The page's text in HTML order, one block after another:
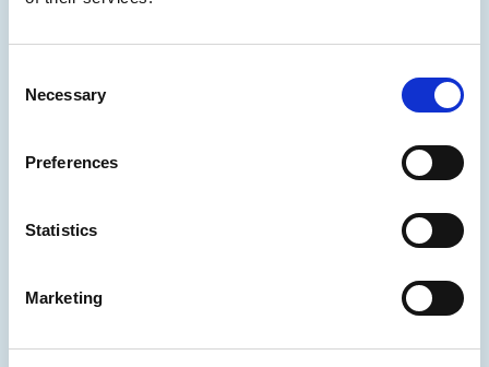
Selection
Necessary
Preferences
Statistics
Marketing